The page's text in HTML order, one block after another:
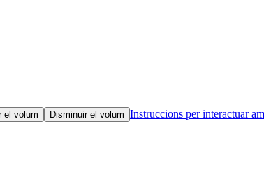
el volum Disminuir el volum Instruccions per interactuar